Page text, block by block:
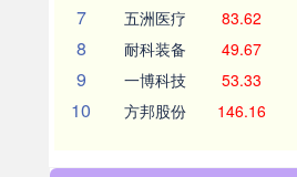
7 五洲医疗 83.62
8 耐科装备 49.67
9 一博科技 53.33
10 方邦股份 146.16